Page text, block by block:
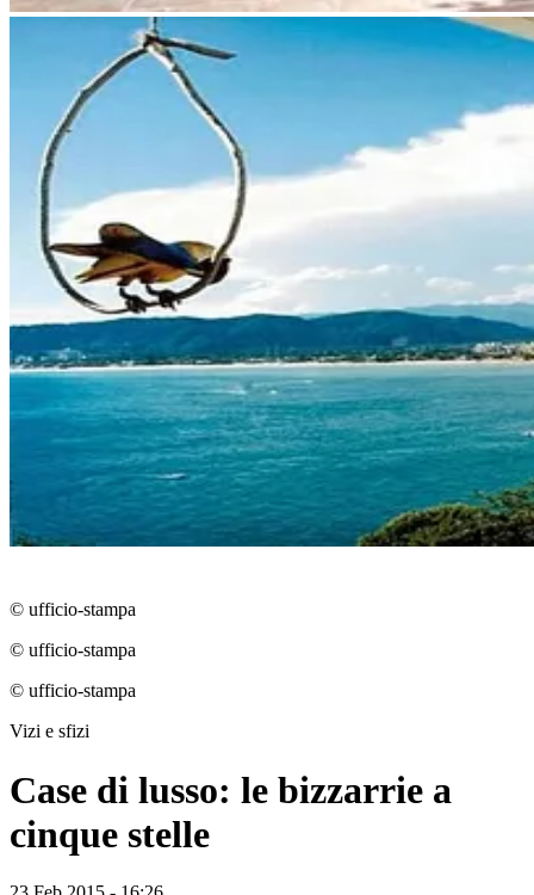
© ufficio-stampa
© ufficio-stampa
© ufficio-stampa
Vizi e sfizi
Case di lusso: le bizzarrie a
cinque stelle